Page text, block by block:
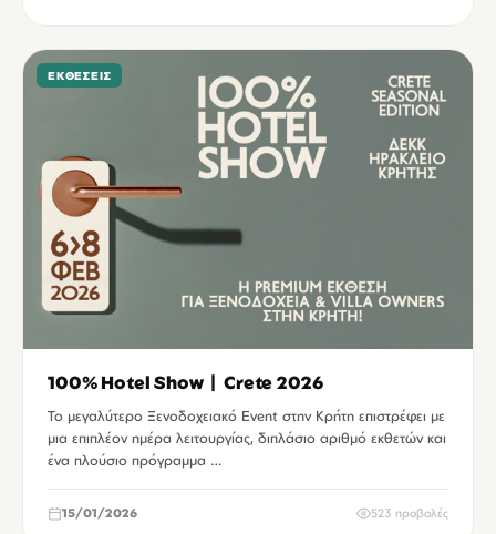
ΕΚΘΈΣΕΙΣ
100% Hotel Show | Crete 2026
Το μεγαλύτερο Ξενοδοχειακό Event στην Κρήτη επιστρέφει με
μια επιπλέον ημέρα λειτουργίας, διπλάσιο αριθμό εκθετών και
ένα πλούσιο πρόγραμμα …
15/01/2026 523 προβολές